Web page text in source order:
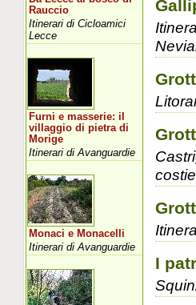
I
Rauccio
Itinerari di Cicloamici
Lecce
Furni e masserie: il
villaggio di pietra di
Morige
Itinerari di Avanguardie
Monaci e Monacelli
Itinerari di Avanguardie